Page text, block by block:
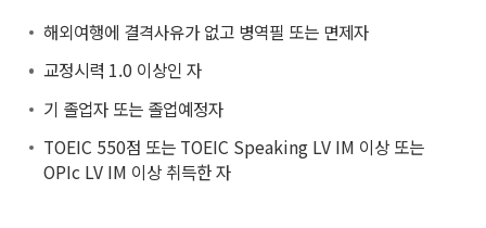
해외여행에 결격사유가 없고 병역필 또는 면제자
교정시력 1.0 이상인 자
기 졸업자 또는 졸업예정자
TOEIC 550점 또는 TOEIC Speaking LV IM 이상 또는
OPIc LV IM 이상 취득한 자